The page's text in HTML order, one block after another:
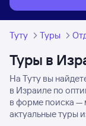
Туту Туры
Туры в
На Туту вы
в Израиле по
в форме поиска —
актуальные туры